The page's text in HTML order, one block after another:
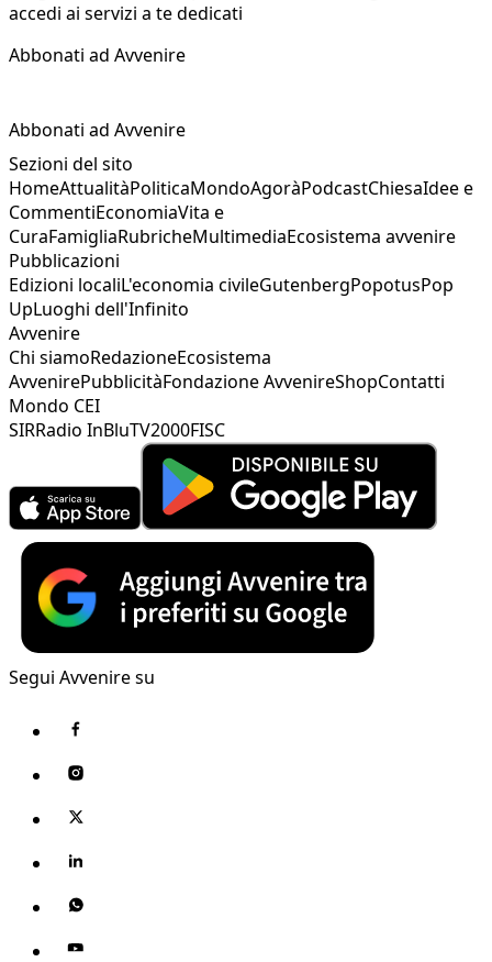
accedi ai servizi a te dedicati
Abbonati ad Avvenire
Abbonati ad Avvenire
Sezioni del sito
HomeAttualitàPoliticaMondoAgoràPodcastChiesaIdee e
CommentiEconomiaVita e
CuraFamigliaRubricheMultimediaEcosistema avvenire
Pubblicazioni
Edizioni localiL'economia civileGutenbergPopotusPop
UpLuoghi dell'Infinito
Avvenire
Chi siamoRedazioneEcosistema
AvvenirePubblicitàFondazione AvvenireShopContatti
Mondo CEI
SIRRadio InBluTV2000FISC
Segui Avvenire su